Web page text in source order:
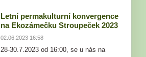
Letní permakulturní konvergence
na Ekozámečku Stroupeček 2023
02.06.2023 16:58
28-30.7.2023 od 16:00, se u nás na